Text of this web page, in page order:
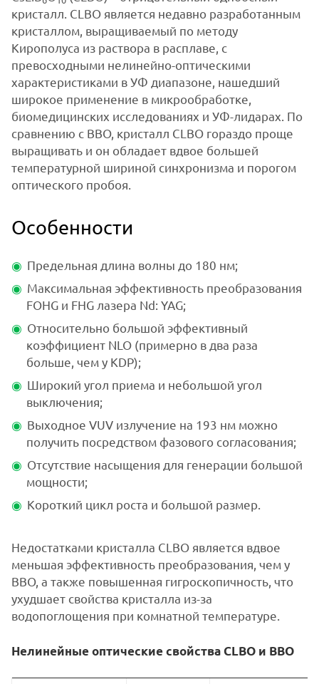
кристалл. CLBO является недавно разработанным
кристаллом, выращиваемый по методу
Кирополуса из раствора в расплаве, с
превосходными нелинейно-оптическими
характеристиками в УФ диапазоне, нашедший
широкое применение в микрообработке,
биомедицинских исследованиях и УФ-лидарах. По
сравнению с BBO, кристалл CLBO гораздо проще
выращивать и он обладает вдвое большей
температурной шириной синхронизма и порогом
оптического пробоя.
Особенности
Предельная длина волны до 180 нм;
Максимальная эффективность преобразования
FOHG и FHG лазера Nd: YAG;
Относительно большой эффективный
коэффициент NLO (примерно в два раза
больше, чем у KDP);
Широкий угол приема и небольшой угол
выключения;
Выходное VUV излучение на 193 нм можно
получить посредством фазового согласования;
Отсутствие насыщения для генерации большой
мощности;
Короткий цикл роста и большой размер.
Недостатками кристалла CLBO является вдвое
меньшая эффективность преобразования, чем у
BBO, а также повышенная гигроскопичность, что
ухудшает свойства кристалла из-за
водопоглощения при комнатной температуре.
Нелинейные оптические свойства CLBO и BBO